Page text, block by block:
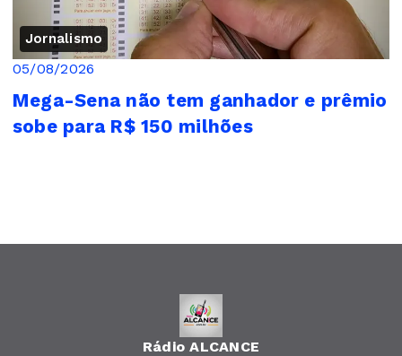
Jornalismo
05/08/2026
Mega-Sena não tem ganhador e prêmio
sobe para R$ 150 milhões
Rádio ALCANCE